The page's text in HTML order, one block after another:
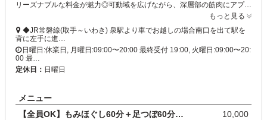
リーズナブルな料金が魅力◎可動域を広げながら、深層部の筋肉にアプローチ!不調の根本改善を目指します!プライベート空間でリラックス♪
もっと見る
◆JR常磐線(取手～いわき) 泉駅より車でお越しの場合南口を出て駅を
背に左手に進…
日曜日:休業日, 月曜日:09:00〜20:00 最終受付 19:00, 火曜日:09:00〜20:
00 最…
定休日： 日曜日
メニュー
【全員OK】もみほぐし60分＋足つぼ60分 通常料金11,0…
10,000